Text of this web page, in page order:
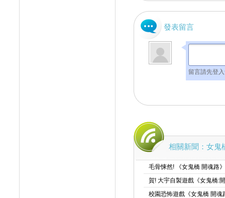
發表留言
留言請先登
相關新聞：女鬼
毛骨悚然! 《女鬼橋 開魂路
賀! 大宇自製遊戲《女鬼橋:
校園恐怖遊戲《女鬼橋 開